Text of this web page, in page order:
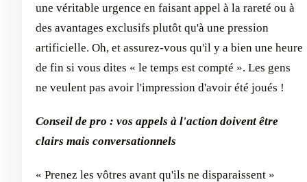
une véritable urgence en faisant appel à la rareté ou à
des avantages exclusifs plutôt qu'à une pression
artificielle. Oh, et assurez-vous qu'il y a bien une heure
de fin si vous dites « le temps est compté ». Les gens
ne veulent pas avoir l'impression d'avoir été joués !
Conseil de pro : vos appels à l'action doivent être
clairs mais conversationnels
« Prenez les vôtres avant qu'ils ne disparaissent »